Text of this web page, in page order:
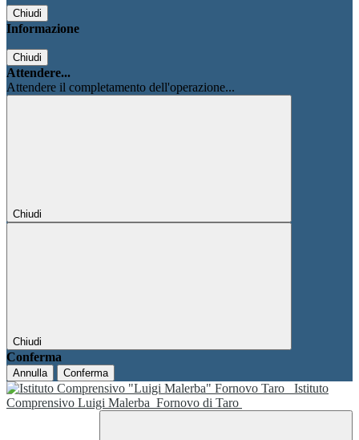
Chiudi
Informazione
Chiudi
Attendere...
Attendere il completamento dell'operazione...
Chiudi
Chiudi
Conferma
Annulla Conferma
Istituto
Comprensivo Luigi Malerba Fornovo di Taro